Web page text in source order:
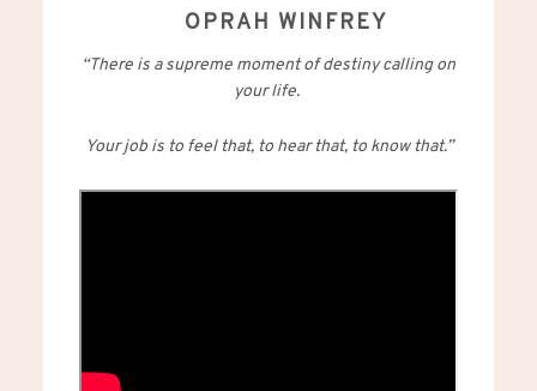
OPRAH WINFREY
“There is a supreme moment of destiny calling on
your life.
Your job is to feel that, to hear that, to know that.”